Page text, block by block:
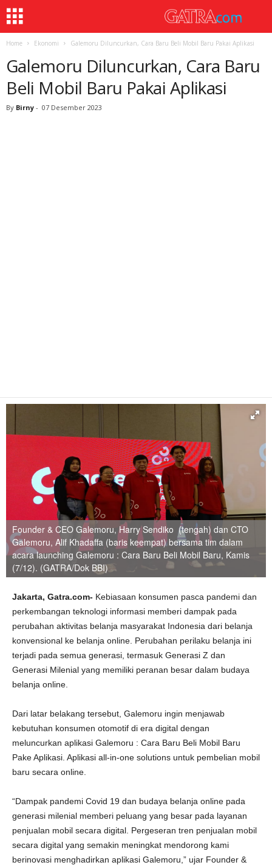
Home Ekonomi Galemoru Diluncurkan, Cara Baru Beli Mobil Baru Pakai Aplikasi
Galemoru Diluncurkan, Cara Baru
Beli Mobil Baru Pakai Aplikasi
By Birny - 07 Desember 2023
Founder & CEO Galemoru, Harry Sendiko (tengah) dan CTO
Galemoru, Alif Khadaffa (baris keempat) bersama tim dalam
acara launching Galemoru : Cara Baru Beli Mobil Baru, Kamis
(7/12). (GATRA/Dok BBI)
Jakarta, Gatra.com- Kebiasaan konsumen pasca pandemi dan
perkembangan teknologi informasi memberi dampak pada
perubahan aktivitas belanja masyarakat Indonesia dari belanja
konvensional ke belanja online. Perubahan perilaku belanja ini
terjadi pada semua generasi, termasuk Generasi Z dan
Generasi Milenial yang memiliki peranan besar dalam budaya
belanja online.
Dari latar belakang tersebut, Galemoru ingin menjawab
kebutuhan konsumen otomotif di era digital dengan
meluncurkan aplikasi Galemoru : Cara Baru Beli Mobil Baru
Pake Aplikasi. Aplikasi all-in-one solutions untuk pembelian mobil
baru secara online.
“Dampak pandemi Covid 19 dan budaya belanja online pada
generasi milenial memberi peluang yang besar pada layanan
penjualan mobil secara digital. Pergeseran tren penjualan mobil
secara digital yang semakin meningkat mendorong kami
berinovasi menghadirkan aplikasi Galemoru,” ujar Founder &